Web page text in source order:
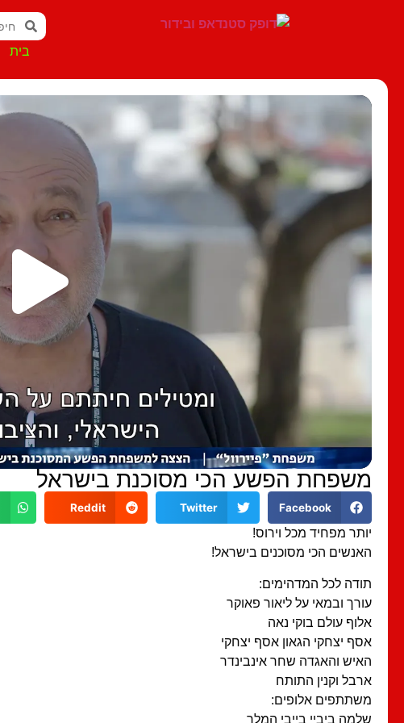
בית
משפחת הפשע הכי מסוכנת בישראל
Facebook
Twitter
Reddit
יותר מפחיד מכל וירוס!
האנשים הכי מסוכנים בישראל!
תודה לכל המדהימים:
עורך ובמאי על ליאור פאוקר
אלוף עולם בוקי נאה
אסף יצחקי הגאון אסף יצחקי
האיש והאגדה שחר אינבינדר
ארבל וקנין התותח
משתתפים אלופים:
שלמה ביביי בייבי המלך